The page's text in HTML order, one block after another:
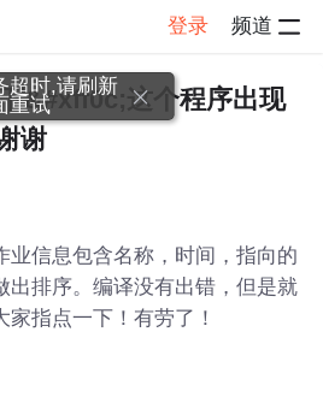
登录 频道
帖子详情
&#xff0c;这个程序出现
谢
业信息包含名称，时间，指向的
出排序。编译没有出错，但是就
指点一下！有劳了！
超时,请刷新
重试